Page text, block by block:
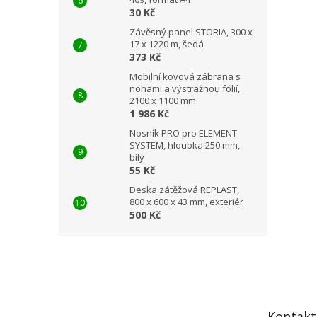
30 Kč
Závěsný panel STORIA, 300 x
17 x 1220 m, šedá
373 Kč
Mobilní kovová zábrana s
nohami a výstražnou fólií,
2100 x 1100 mm
1 986 Kč
Nosník PRO pro ELEMENT
SYSTEM, hloubka 250 mm,
bílý
55 Kč
Deska zátěžová REPLAST,
800 x 600 x 43 mm, exteriér
500 Kč